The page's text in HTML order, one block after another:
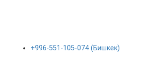
+996-551-105-074 (Бишкек)